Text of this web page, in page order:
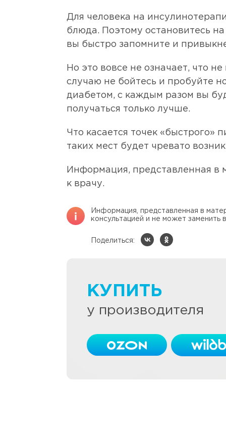
Для человека на
блюда. Поэтому остановитесь
вы быстро запомните и
Но это вовсе не означает, что
случаю не бойтесь и пробуйте
диабетом, с каждым разом вы
получаться только лучше.
Что касается точек
таких мест будет чревато
Информация, представленная в
к врачу.
Информация, представленная в
консультацией и не может заменить
Поделиться:
КУПИТЬ
у производителя